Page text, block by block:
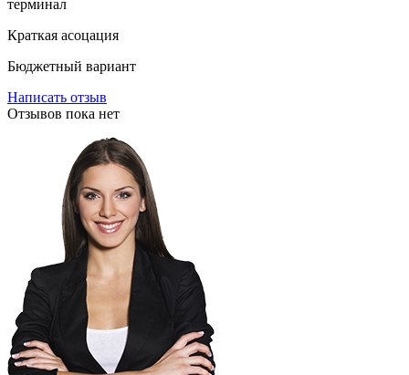
терминал
Краткая асоцация
Бюджетный вариант
Написать отзыв
Отзывов пока нет